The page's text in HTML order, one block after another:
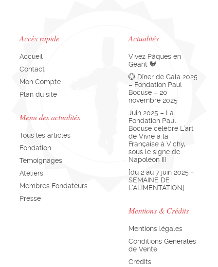
Accès rapide
Accueil
Contact
Mon Compte
Plan du site
Menu des actualités
Tous les articles
Fondation
Témoignages
Ateliers
Membres Fondateurs
Presse
Actualités
Vivez Pâques en
Géant 🐓
💮 Dîner de Gala 2025
– Fondation Paul
Bocuse – 20
novembre 2025
Juin 2025 – La
Fondation Paul
Bocuse célèbre L’art
de Vivre à la
Française à Vichy,
sous le signe de
Napoléon III
[du 2 au 7 juin 2025 –
SEMAINE DE
L’ALIMENTATION]
Mentions & Crédits
Mentions légales
Conditions Générales
de Vente
Crédits